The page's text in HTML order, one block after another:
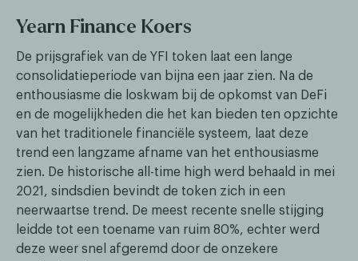
Yearn Finance Koers
De prijsgrafiek van de YFI token laat een lange
consolidatieperiode van bijna een jaar zien. Na de
enthousiasme die loskwam bij de opkomst van DeFi
en de mogelijkheden die het kan bieden ten opzichte
van het traditionele financiële systeem, laat deze
trend een langzame afname van het enthousiasme
zien. De historische all-time high werd behaald in mei
2021, sindsdien bevindt de token zich in een
neerwaartse trend. De meest recente snelle stijging
leidde tot een toename van ruim 80%, echter werd
deze weer snel afgeremd door de onzekere